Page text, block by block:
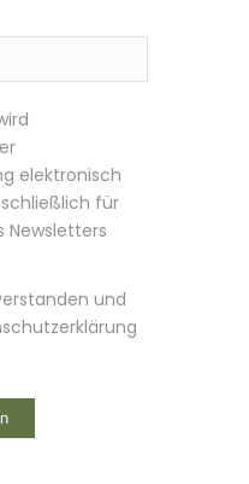
elektronisch
für
Newsletters
und